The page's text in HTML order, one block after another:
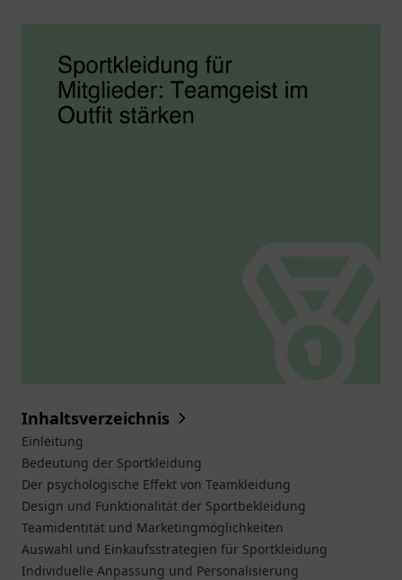
Inhaltsverzeichnis
Einleitung
Bedeutung der Sportkleidung
Der psychologische Effekt von Teamkleidung
Design und Funktionalität der Sportbekleidung
Teamidentität und Marketingmöglichkeiten
Auswahl und Einkaufsstrategien für Sportkleidung
Individuelle Anpassung und Personalisierung